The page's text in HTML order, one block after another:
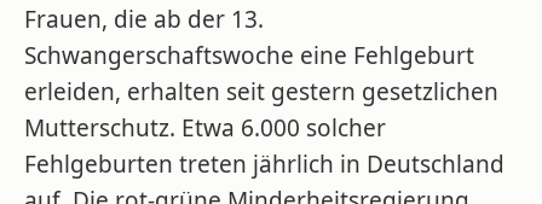
Frauen, die ab der 13.
Schwangerschaftswoche eine Fehlgeburt
erleiden, erhalten seit gestern gesetzlichen
Mutterschutz. Etwa 6.000 solcher
Fehlgeburten treten jährlich in Deutschland